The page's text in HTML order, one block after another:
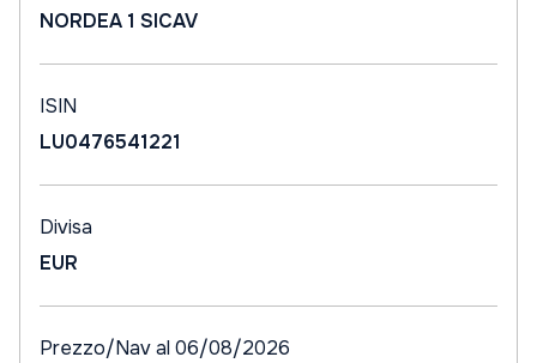
NORDEA 1 SICAV
ISIN
LU0476541221
Divisa
EUR
Prezzo/Nav al 06/08/2026